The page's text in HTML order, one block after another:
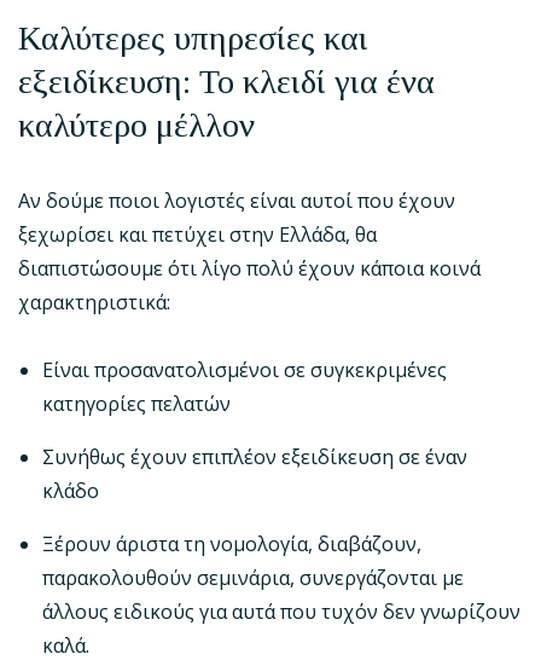
Καλύτερες υπηρεσίες και
εξειδίκευση: Το κλειδί για ένα
καλύτερο μέλλον
Αν δούμε ποιοι λογιστές είναι αυτοί που έχουν
ξεχωρίσει και πετύχει στην Ελλάδα, θα
διαπιστώσουμε ότι λίγο πολύ έχουν κάποια κοινά
χαρακτηριστικά:
Είναι προσανατολισμένοι σε συγκεκριμένες
κατηγορίες πελατών
Συνήθως έχουν επιπλέον εξειδίκευση σε έναν
κλάδο
Ξέρουν άριστα τη νομολογία, διαβάζουν,
παρακολουθούν σεμινάρια, συνεργάζονται με
άλλους ειδικούς για αυτά που τυχόν δεν γνωρίζουν
καλά.